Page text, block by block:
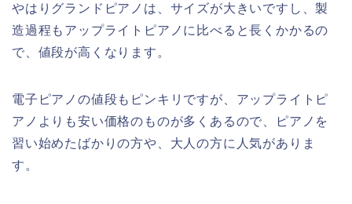
やはりグランドピアノは、サイズが大きいですし、製
造過程もアップライトピアノに比べると長くかかるの
で、値段が高くなります。
電子ピアノの値段もピンキリですが、アップライトピ
アノよりも安い価格のものが多くあるので、ピアノを
習い始めたばかりの方や、大人の方に人気がありま
す。